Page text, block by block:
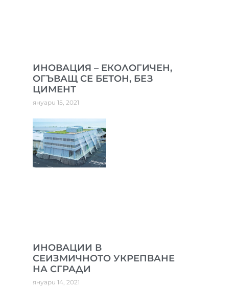
ИНОВАЦИЯ – ЕКОЛОГИЧЕН,
ОГЪВАЩ СЕ БЕТОН, БЕЗ
ЦИМЕНТ
януари 15, 2021
ИНОВАЦИИ В
СЕИЗМИЧНОТО УКРЕПВАНЕ
НА СГРАДИ
януари 14, 2021